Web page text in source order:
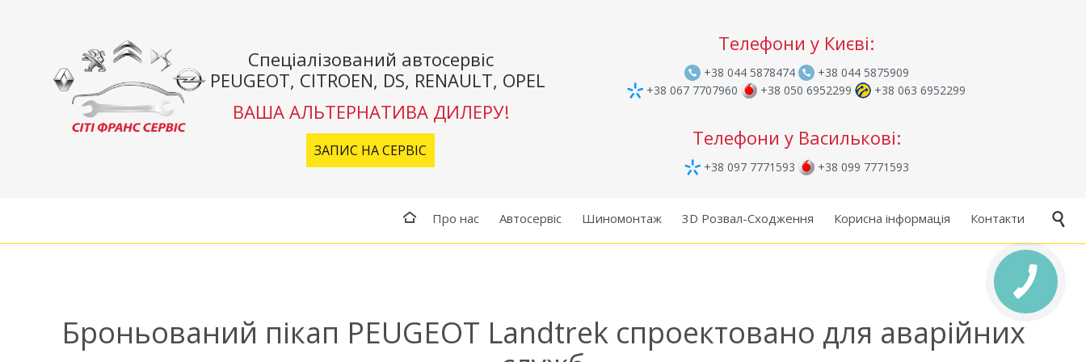
Спеціалізований автосервіс
PEUGEOT, CITROEN, DS, RENAULT, OPEL
ВАША АЛЬТЕРНАТИВА ДИЛЕРУ!
ЗАПИС НА СЕРВІС
Телефони у Києві:
+38 044 5878474
+38 044 5875909
+38 067 7707960
+38 050 6952299 +38 063 6952299
Телефони у Василькові:
+38 097 7771593 +38 099 7771593
Skip
content
Про нас Автосервіс Шиномонтаж 3D Розвал-Сходження Корисна інформація Контакти 
Броньований пікап PEUGEOT Landtrek спроектовано для аварійних